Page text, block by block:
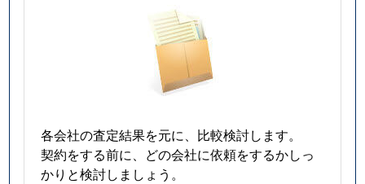
各会社の査定結果を元に、比較検討します。
契約をする前に、どの会社に依頼をするかしっ
かりと検討しましょう。